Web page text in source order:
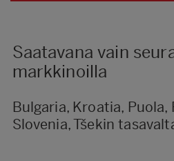
Saatavana vain
markkinoilla
Bulgaria, Kroatia, Puola,
Slovenia, Tšekin